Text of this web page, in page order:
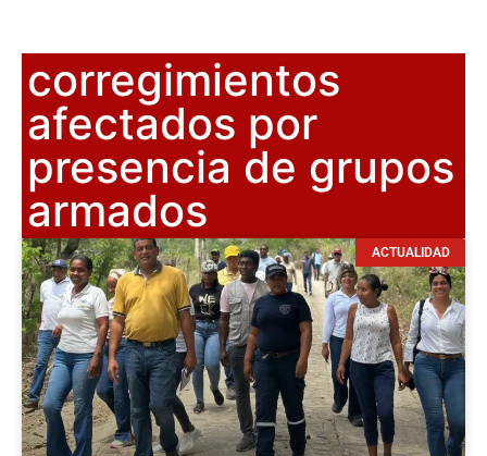
corregimientos
afectados por
presencia de grupos
armados
ACTUALIDAD